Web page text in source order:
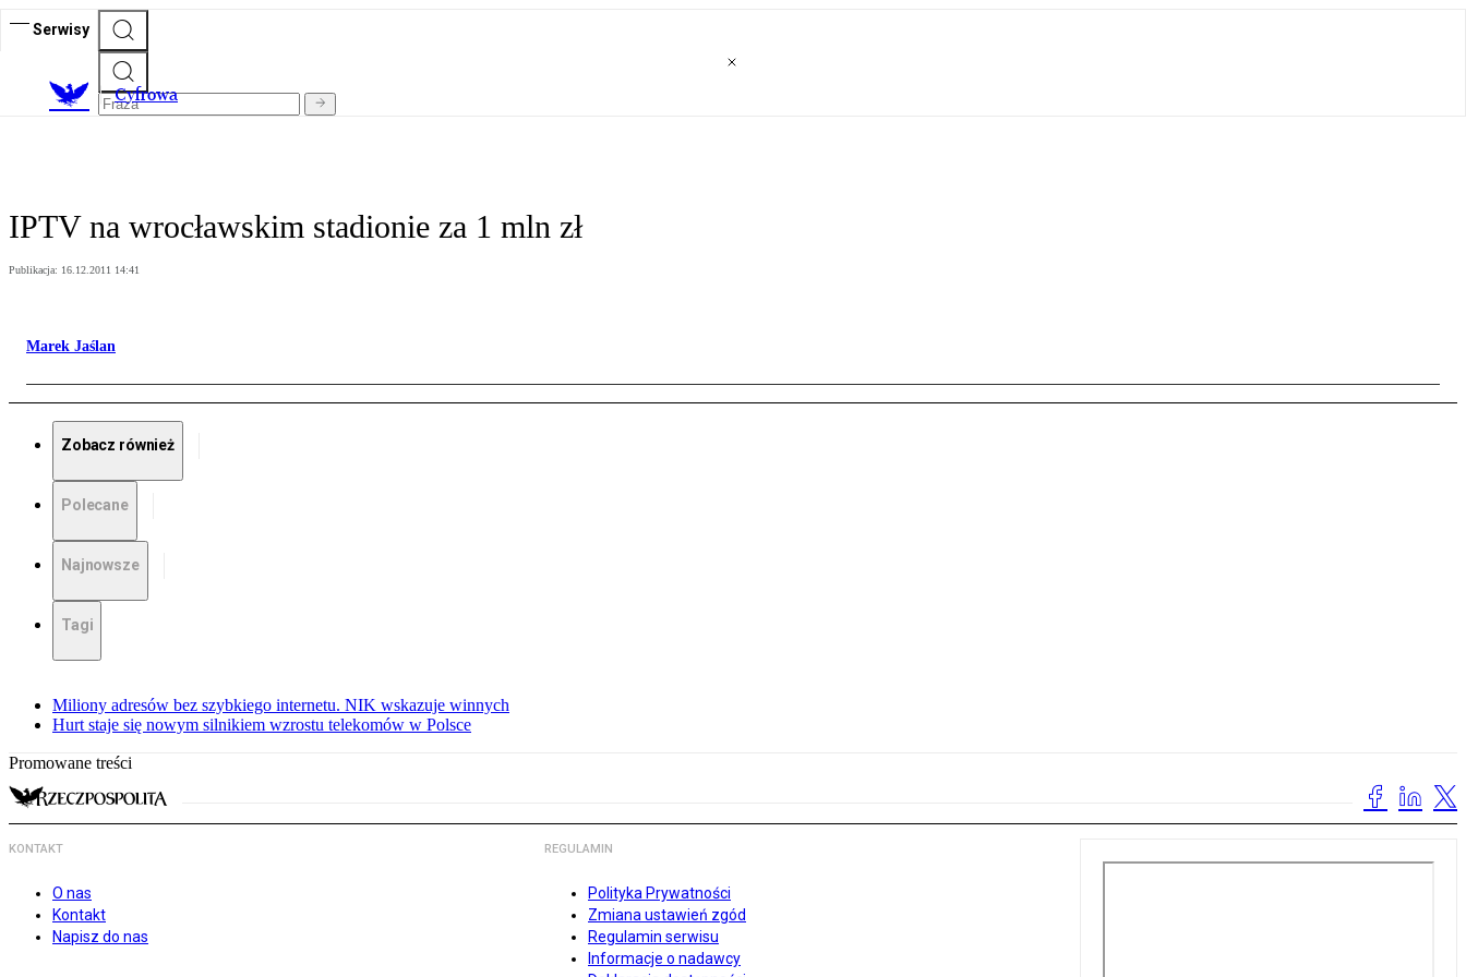
Serwisy
Cyfrowa
IPTV na wrocławskim stadionie za 1 mln zł
Publikacja: 16.12.2011 14:41
Marek Jaślan
Zobacz również
Polecane
Najnowsze
Tagi
Miliony adresów bez szybkiego internetu. NIK wskazuje winnych
Hurt staje się nowym silnikiem wzrostu telekomów w Polsce
Promowane treści
KONTAKT
O nas
Kontakt
Napisz do nas
REGULAMIN
Polityka Prywatności
Zmiana ustawień zgód
Regulamin serwisu
Informacje o nadawcy